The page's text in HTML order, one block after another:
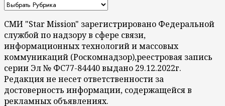
СМИ "Star Mission" зарегистрировано Федеральной
службой по надзору в сфере связи,
информационных технологий и массовых
коммуникаций (Роскомнадзор),реестровая запись
серии Эл № ФС77-84440 выдано 29.12.2022г.
Редакция не несет ответственности за
достоверность информации, содержащейся в
рекламных объявлениях.